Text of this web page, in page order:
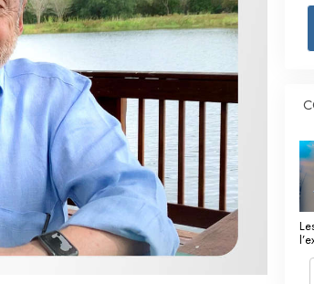
L’échelle des
Réponses aux
Les enfants
Des outils pour
L’éthique et les
La raison de
Les investigations
Les fondements